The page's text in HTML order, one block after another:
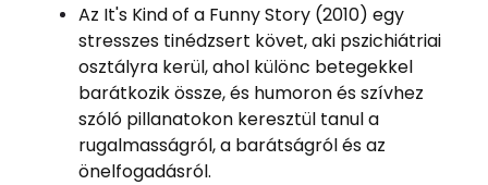
Az It's Kind of a Funny Story (2010) egy
stresszes tinédzsert követ, aki pszichiátriai
osztályra kerül, ahol különc betegekkel
barátkozik össze, és humoron és szívhez
szóló pillanatokon keresztül tanul a
rugalmasságról, a barátságról és az
önelfogadásról.